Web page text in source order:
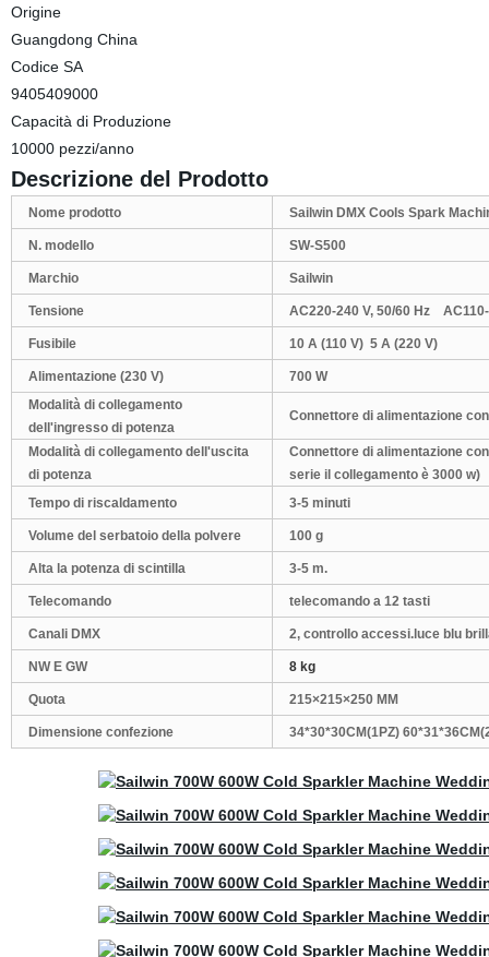
Origine
Guangdong China
Codice SA
9405409000
Capacità di Produzione
10000 pezzi/anno
Descrizione del Prodotto
Nome prodotto Sailwin DMX Cools Spark
N. modello SW-S500
Marchio Sailwin
Tensione AC220-240 V, 50/60 Hz
Fusibile 10 A(110 V)5 A(220 V)
Alimentazione(230 V)
700 W
Modalità di collegamento
dell'ingresso di potenza
Connettore di alimentazione
Modalità di collegamento dell'uscita
di potenza
Connettore di alimentazione
serie il collegamento è 3000 w)
Tempo di riscaldamento
3-5 minuti
Volume del serbatoio della polvere 100 g
Alta la potenza di scintilla 3-5 m.
Telecomando telecomando a 12 tasti
Canali DMX 2, controllo accessi.luce blu
NW E GW 8 kg
Quota 215×215×250 MM
Dimensione confezione 34*30*30CM(1PZ)